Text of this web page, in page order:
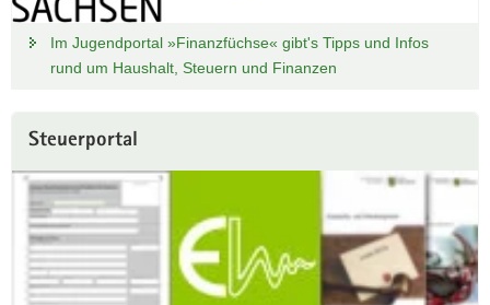
Im Jugendportal »Finanzfüchse« gibt's Tipps und Infos
rund um Haushalt, Steuern und Finanzen
Steuerportal